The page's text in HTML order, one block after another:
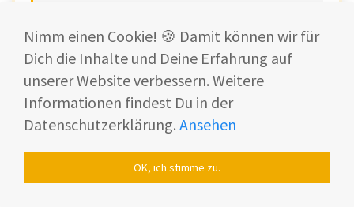
durch die Filter gewälzt.
Er ist weiß, rundherum mit kleinen
Luftlöchern versehen und hat ein kompaktes
rundesOLED Touchdisplayauf der
Nimm einen Cookie! 🍪 Damit können wir für
Dich die Inhalte und Deine Erfahrung auf
unserer Website verbessern. Weitere
Informationen findest Du in der
Datenschutzerklärung. Ansehen
OK, ich stimme zu.